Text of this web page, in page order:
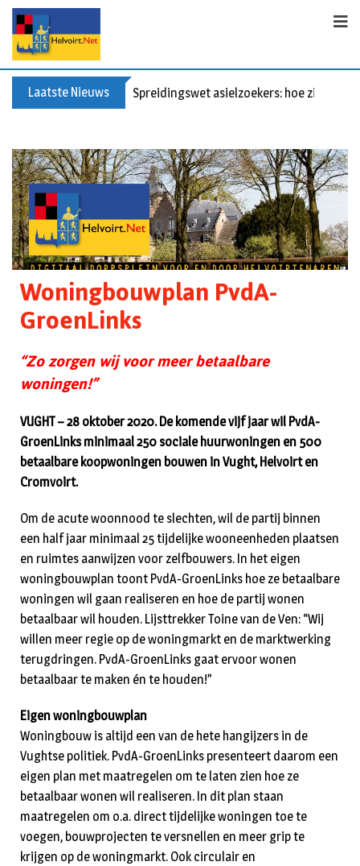
Laatste Nieuws Spreidingswet asielzoekers: hoe zit dat?
Woningbouwplan PvdA-
GroenLinks
“Zo zorgen wij voor meer betaalbare
woningen!”
VUGHT – 28 oktober 2020. De komende vijf jaar wil PvdA-
GroenLinks minimaal 250 sociale huurwoningen en 500
betaalbare koopwoningen bouwen in Vught, Helvoirt en
Cromvoirt.
Om de acute woonnood te slechten, wil de partij binnen
een half jaar minimaal 25 tijdelijke wooneenheden plaatsen
en ruimtes aanwijzen voor zelfbouwers. In het eigen
woningbouwplan toont PvdA-GroenLinks hoe ze betaalbare
woningen wil gaan realiseren en hoe de partij wonen
betaalbaar wil houden. Lijsttrekker Toine van de Ven: “Wij
willen meer regie op de woningmarkt en de marktwerking
terugdringen. PvdA-GroenLinks gaat ervoor wonen
betaalbaar te maken én te houden!”
Eigen woningbouwplan
Woningbouw is altijd een van de hete hangijzers in de
Vughtse politiek. PvdA-GroenLinks presenteert daarom een
eigen plan met maatregelen om te laten zien hoe ze
betaalbaar wonen wil realiseren. In dit plan staan
maatregelen om o.a. direct tijdelijke woningen toe te
voegen, bouwprojecten te versnellen en meer grip te
krijgen op de woningmarkt. Ook circulair en